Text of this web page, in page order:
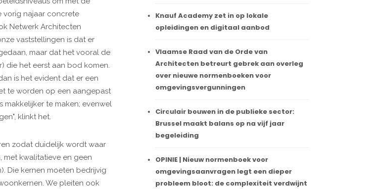
vorig najaar concrete
Netwerk Architecten
vaststellingen is dat er
maar dat het vooral de
die het eerst aan bod komen.
is het evident dat er een
te worden op een aangepast
makkelijker te maken; evenwel
klinkt het.
zodat duidelijk wordt waar
met kwalitatieve en geen
Die kernen moeten bedrijvig
We pleiten ook
Knauf Academy zet in op lokale
opleidingen en digitaal aanbod
Vlaamse Raad van de Orde van
Architecten betreurt gebrek aan overleg
over nieuwe normenboeken voor
omgevingsvergunningen
Circulair bouwen in de publieke sector:
Brussel maakt balans op na vijf jaar
begeleiding
OPINIE | Nieuw normenboek voor
omgevingsaanvragen legt een dieper
probleem bloot: de complexiteit verdwijnt